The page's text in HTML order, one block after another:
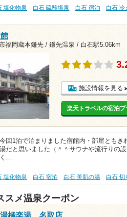
塩化物泉 白石 硫酸塩泉 白石 宿泊 白石 冷
福岡蔵本鎌先 / 鎌先温泉 / 白石駅5.06km
施設情報を見る
楽天トラベルの宿泊プ
今回1泊で泊まりました宿館内・部屋とも
湯だと思いました（＾＾サウナや流行りの
く…
塩化物泉 白石 宿泊 白石 美肌の湯 白石 切
スメ温泉クーポン
湯極楽湯 名取店